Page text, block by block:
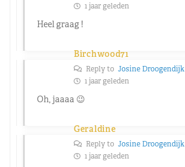
1 jaar geleden
Heel graag !
Birchwood71
Reply to Josine Droogendijk
1 jaar geleden
Oh, jaaaa 😉
Geraldine
Reply to Josine Droogendijk
1 jaar geleden